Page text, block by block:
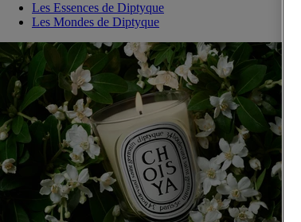
Les Essences de Diptyque
Les Mondes de Diptyque